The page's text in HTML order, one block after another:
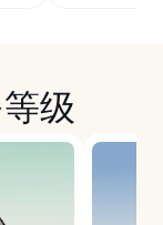
级